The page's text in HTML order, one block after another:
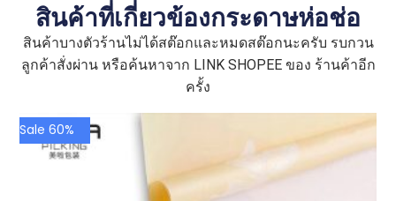
สินค้าที่เกี่ยวข้องกระดาษห่อช่อ
สินค้าบางตัวร้านไม่ได้สต๊อกและหมดสต๊อกนะครับ รบกวน
ลูกค้าสั่งผ่าน หรือค้นหาจาก LINK SHOPEE ของ ร้านค้าอีก
ครั้ง
Sale 60%